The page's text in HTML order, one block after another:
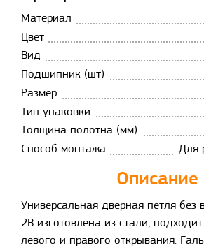
Материал
Цвет
Вид
Подшипник (шт)
Размер
Тип упаковки
Толщина полотна (мм)
Способ монтажа
Для
Описание
Универсальная дверная петля без
2B изготовлена из стали,
левого и правого открывания.